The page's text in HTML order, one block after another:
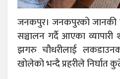
जनकपुर। जनकपुरको जानकी
सञ्चालन गर्दै आएका
झगरु चौधरीलाई
खोलेको भन्दै प्रहरीले निर्घात